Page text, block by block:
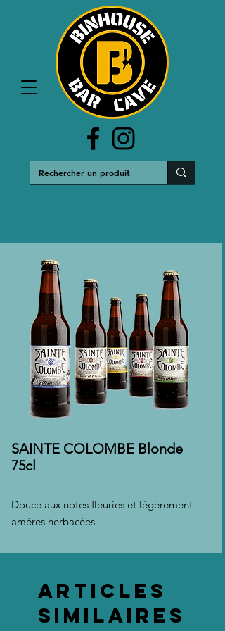
SAINTE COLOMBE Blonde
75cl
Douce aux notes fleuries et légèrement
amères herbacées
Articles
similaires